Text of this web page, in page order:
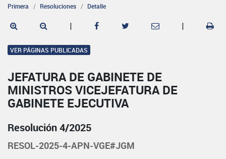
Primera Resoluciones Detalle
| |
VER PÁGINAS PUBLICADAS
JEFATURA DE GABINETE DE
MINISTROS VICEJEFATURA DE
GABINETE EJECUTIVA
Resolución 4/2025
RESOL-2025-4-APN-VGE#JGM